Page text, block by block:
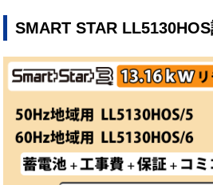
SMART STAR LL5130HOS